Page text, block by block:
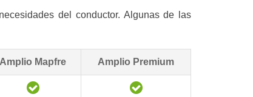
del conductor. Algunas de las
Amplio Mapfre Amplio Premium